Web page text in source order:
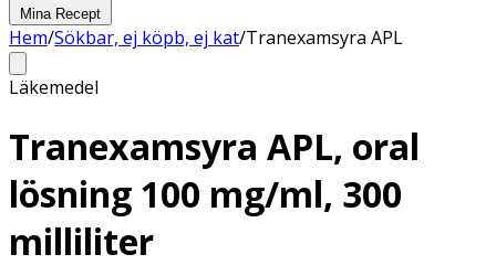
Mina Recept
Hem/Sökbar, ej köpb, ej kat/Tranexamsyra APL
Läkemedel
Tranexamsyra APL, oral
lösning 100 mg/ml, 300
milliliter